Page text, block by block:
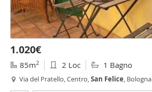
1.020€
85m2 2 Loc 1 Bagno
Via del Pratello, Centro,San Felice, Bologna